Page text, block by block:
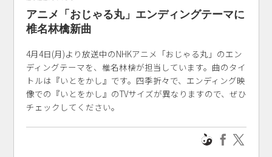
アニメ「おじゃる丸」エンディングテーマに
椎名林檎新曲
4月4日(月)より放送中のNHKアニメ「おじゃる丸」のエン
ディングテーマを、椎名林檎が担当しています。曲のタイ
トルは『いとをかし』です。四季折々で、エンディング映
像での『いとをかし』のTVサイズが異なりますので、ぜひ
チェックしてください。